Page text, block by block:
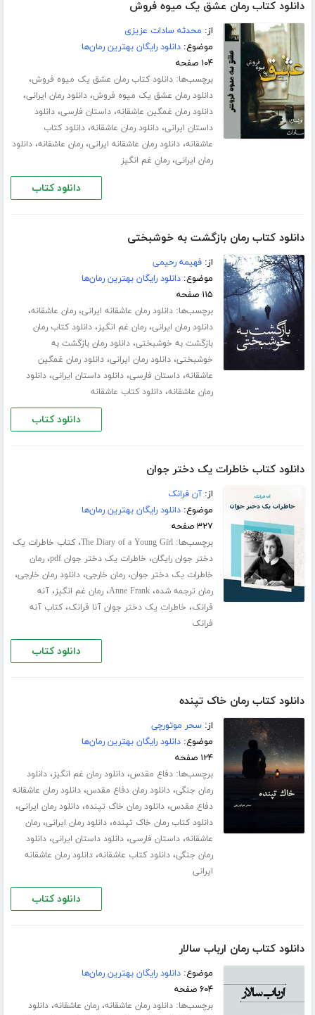
دانلود کتاب رمان عشق یک میوه فروش
از: محدثه سادات عزیزی
موضوع:دانلود رایگان بهترین رمان‌ها
۱۰۴ صفحه
برچسب‌ها:دانلود کتاب رمان عشق یک میوه فروش،
دانلود رمان عشق یک میوه فروش،دانلود رمان ایرانی،
دانلود رمان غمگین عاشقانه،داستان فارسی،دانلود
داستان ایرانی،دانلود رمان عاشقانه،دانلود کتاب
عاشقانه،دانلود رمان عاشقانه ایرانی،رمان عاشقانه،دانلود
رمان ایرانی،رمان غم انگیز
دانلود کتاب
دانلود کتاب رمان بازگشت به خوشبختی
از:فهیمه رحیمی
موضوع:دانلود رایگان بهترین رمان‌ها
۱۱۵ صفحه
برچسب‌ها:دانلود رمان عاشقانه ایرانی،رمان عاشقانه،
دانلود رمان ایرانی،رمان غم انگیز،دانلود کتاب رمان
بازگشت به خوشبختی،دانلود رمان بازگشت به
خوشبختی،دانلود رمان ایرانی،دانلود رمان غمگین
عاشقانه،داستان فارسی،دانلود داستان ایرانی،دانلود
رمان عاشقانه،دانلود کتاب عاشقانه
دانلود کتاب
دانلود کتاب خاطرات یک دختر جوان
از:آن فرانک
موضوع:دانلود رایگان بهترین رمان‌ها
۳۲۷ صفحه
برچسب‌ها:The Diary of a Young Girl،کتاب خاطرات یک
دختر جوان رایگان، خاطرات یک دختر جوان pdf ،رمان
خاطرات یک دختر جوان،رمان خارجی،دانلود رمان خارجی،
رمان ترجمه شده،Anne Frank،رمان غم انگیز،آنه
فرانک، خاطرات یک دختر جوان آنا فرانک،کتاب آنه
فرانک
دانلود کتاب
دانلود کتاب رمان خاک تپنده
از:سحر موتورچی
موضوع:دانلود رایگان بهترین رمان‌ها
۱۲۴ صفحه
برچسب‌ها:دفاع مقدس،دانلود رمان غم انگیز،دانلود
رمان جنگی،دانلود رمان دفاع مقدس،دانلود رمان عاشقانه
دفاع مقدس،دانلود رمان خاک تپنده،دانلود رمان ایرانی،
دانلود کتاب رمان خاک تپنده،دانلود رمان ایرانی،رمان
عاشقانه،داستان فارسی،دانلود داستان ایرانی،دانلود
رمان جنگی،دانلود کتاب عاشقانه،دانلود رمان عاشقانه
ایرانی
دانلود کتاب
دانلود کتاب رمان ارباب سالار
موضوع:دانلود رایگان بهترین رمان‌ها
۶۰۴ صفحه
برچسب‌ها:دانلود رمان عاشقانه،رمان عاشقانه،دانلود